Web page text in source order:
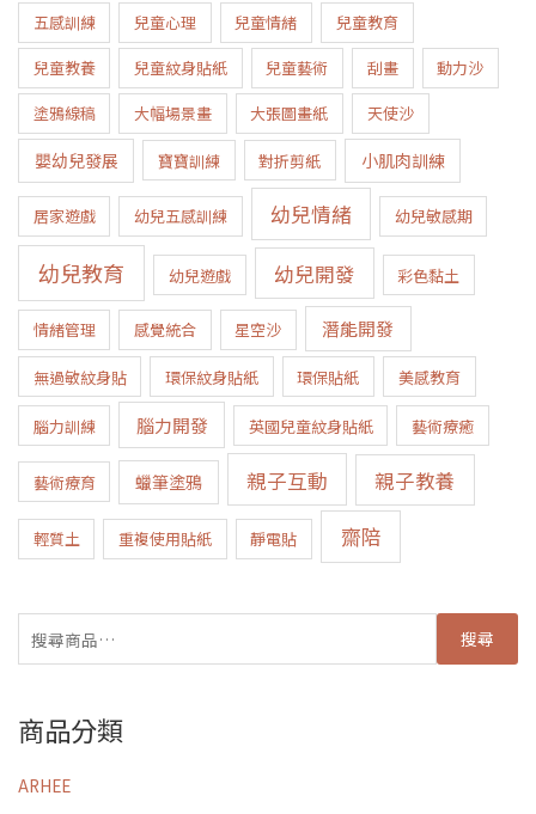
五感訓練 兒童心理 兒童情緒
兒童教育
兒童教養
兒童紋身貼紙 兒童藝術 刮畫
動力沙
塗鴉線稿
大幅場景畫 大張圖畫紙 天使沙
嬰幼兒發展 寶寶訓練 對折剪紙 小肌肉訓練
居家遊戲 幼兒五感訓練 幼兒情緒 幼兒敏感期
幼兒教育 幼兒遊戲 幼兒開發 彩色黏土
情緒管理 感覺統合 星空沙 潛能開發
無過敏紋身貼 環保紋身貼紙 環保貼紙 美感教育
腦力訓練 腦力開發 英國兒童紋身貼紙 藝術療癒
藝術療育 蠟筆塗鴉 親子互動 親子教養
輕質土 重複使用貼紙 靜電貼 齋陪
搜尋
商品分類
ARHEE